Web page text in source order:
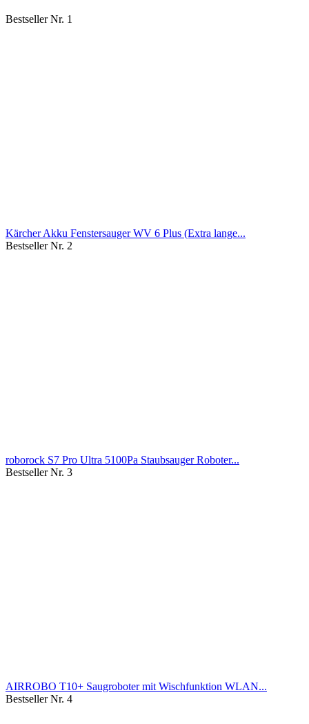
Bestseller Nr. 1
Kärcher Akku Fenstersauger WV 6 Plus (Extra lange...
Bestseller Nr. 2
roborock S7 Pro Ultra 5100Pa Staubsauger Roboter...
Bestseller Nr. 3
AIRROBO T10+ Saugroboter mit Wischfunktion WLAN...
Bestseller Nr. 4